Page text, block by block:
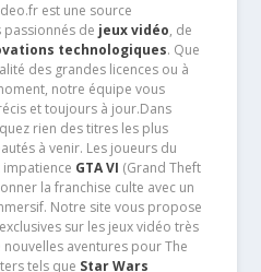
est une source
de jeux vidéo, de
technologiques. Que
des grandes licences ou à
notre équipe vous
et toujours à jour.Dans
rien des titres les plus
à venir. Les joueurs du
GTA VI (Grand Theft
la franchise culte avec un
Notre site vous propose
sur les jeux vidéo très
aventures pour The
tels que Star Wars